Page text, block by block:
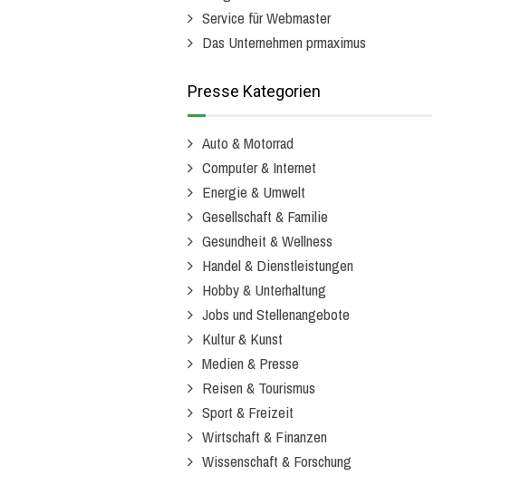
Service für Webmaster
Das Unternehmen prmaximus
Presse Kategorien
Auto & Motorrad
Computer & Internet
Energie & Umwelt
Gesellschaft & Familie
Gesundheit & Wellness
Handel & Dienstleistungen
Hobby & Unterhaltung
Jobs und Stellenangebote
Kultur & Kunst
Medien & Presse
Reisen & Tourismus
Sport & Freizeit
Wirtschaft & Finanzen
Wissenschaft & Forschung